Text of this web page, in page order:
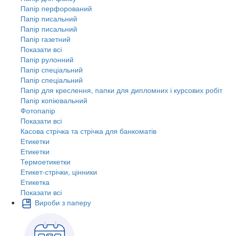
Папір перфорований
Папір писальний
Папір писальний
Папір газетний
Показати всі
Папір рулонний
Папір спеціальний
Папір спеціальний
Папір для креслення, папки для дипломних і курсових робіт
Папір копіювальний
Фотопапір
Показати всі
Касова стрічка та стрічка для банкоматів
Етикетки
Етикетки
Термоетикетки
Етикет-стрічки, цінники
Етикетка
Показати всі
Вироби з паперу